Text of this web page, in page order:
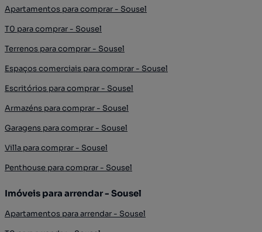
Apartamentos para comprar - Sousel
T0 para comprar - Sousel
Terrenos para comprar - Sousel
Espaços comerciais para comprar - Sousel
Escritórios para comprar - Sousel
Armazéns para comprar - Sousel
Garagens para comprar - Sousel
Villa para comprar - Sousel
Penthouse para comprar - Sousel
Imóveis para arrendar - Sousel
Apartamentos para arrendar - Sousel